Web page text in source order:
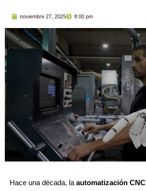
noviembre 27, 2025 8:00 pm
Hace una década, laautomatización CNC